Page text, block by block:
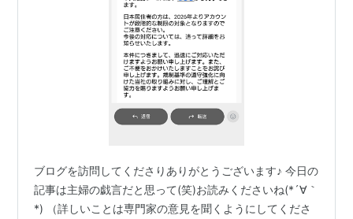
ブログを訪問してくださりありがとうございます♪ 今日の
記事は主婦の戯言だと思って(笑)お読みくださいね(*´∀｀
*) （詳しいことは専門家の意見を聞くようにしてくださ